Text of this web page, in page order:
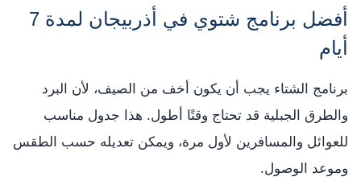
أفضل برنامج شتوي في أذربيجان لمدة 7
أيام
برنامج الشتاء يجب أن يكون أخف من الصيف، لأن البرد
والطرق الجبلية قد تحتاج وقتًا أطول. هذا جدول مناسب
للعوائل والمسافرين لأول مرة، ويمكن تعديله حسب الطقس
وموعد الوصول.